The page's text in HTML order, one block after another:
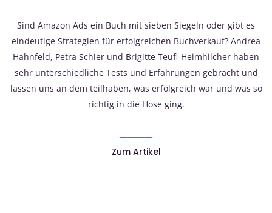
Sind Amazon Ads ein Buch mit sieben Siegeln oder gibt es
eindeutige Strategien für erfolgreichen Buchverkauf? Andrea
Hahnfeld, Petra Schier und Brigitte Teufl-Heimhilcher haben
sehr unterschiedliche Tests und Erfahrungen gebracht und
lassen uns an dem teilhaben, was erfolgreich war und was so
richtig in die Hose ging.
Zum Artikel